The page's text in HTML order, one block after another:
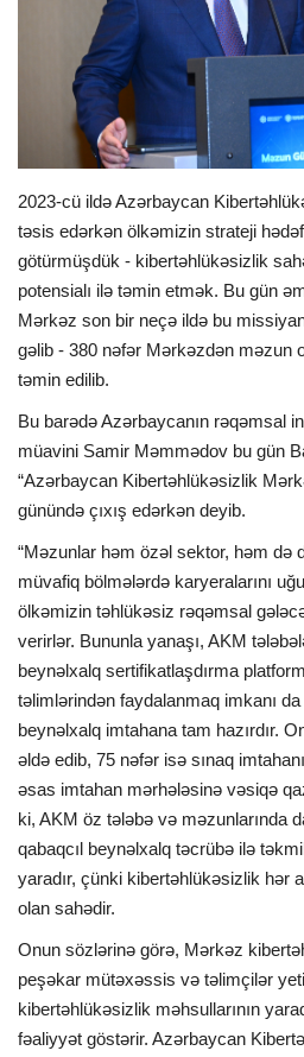
FORMULA 1
DÜNYA
ANALİTİKA
Multimedia
2023-cü ildə Azərbaycan
təsis edərkən ölkəmizin strateji
götürmüşdük - kibertəhlükəsizlik
potensialı ilə təmin etmək. Bu gün
Mərkəz son bir neçə ildə bu
gəlib - 380 nəfər Mərkəzdən məzun
təmin edilib.
Bu barədə Azərbaycanın rəqəmsal
müavini Samir Məmmədov bu gün
“Azərbaycan Kibertəhlükəsizlik
günündə çıxış edərkən deyib.
“Məzunlar həm özəl sektor, həm də
müvafiq bölmələrdə karyeralarını
ölkəmizin təhlükəsiz rəqəmsal
verirlər. Bununla yanaşı, AKM
beynəlxalq sertifikatlaşdırma
təlimlərindən faydalanmaq imkanı da
beynəlxalq imtahana tam hazırdır.
əldə edib, 75 nəfər isə sınaq
əsas imtahan mərhələsinə vəsiqə
ki, AKM öz tələbə və məzunlarında
qabaqcıl beynəlxalq təcrübə ilə
yaradır, çünki kibertəhlükəsizlik hər
olan sahədir.
Onun sözlərinə görə, Mərkəz
peşəkar mütəxəssis və təlimçilər
kibertəhlükəsizlik məhsullarının
fəaliyyət göstərir. Azərbaycan